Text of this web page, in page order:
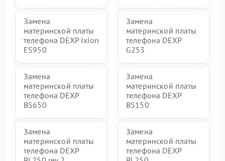
Замена
материнской платы
телефона DEXP Ixion
ES950
Замена
материнской платы
телефона DEXP
G253
Замена
материнской платы
телефона DEXP
BS650
Замена
материнской платы
телефона DEXP
BS150
Замена
материнской платы
телефона DEXP
Замена
материнской платы
телефона DEXP